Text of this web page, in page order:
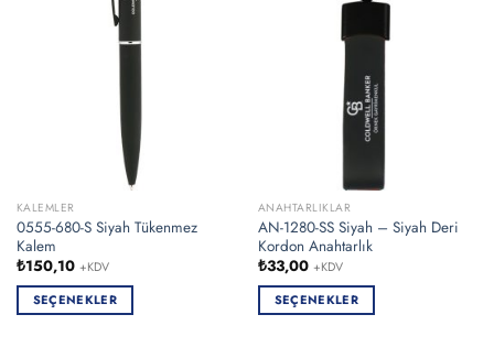
KALEMLER
0555-680-S Siyah Tükenmez
Kalem
₺150,10 +KDV
SEÇENEKLER
ANAHTARLIKLAR
AN-1280-SS Siyah – Siyah Deri
Kordon Anahtarlık
₺33,00 +KDV
SEÇENEKLER